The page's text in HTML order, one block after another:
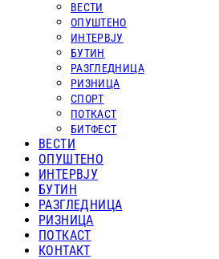
ВЕСТИ
ОПУШТЕНО
ИНТЕРВЈУ
БУТИН
РАЗГЛЕДНИЦА
РИЗНИЦА
СПОРТ
ПОТКАСТ
БИТФЕСТ
ВЕСТИ
ОПУШТЕНО
ИНТЕРВЈУ
БУТИН
РАЗГЛЕДНИЦА
РИЗНИЦА
ПОТКАСТ
КОНТАКТ